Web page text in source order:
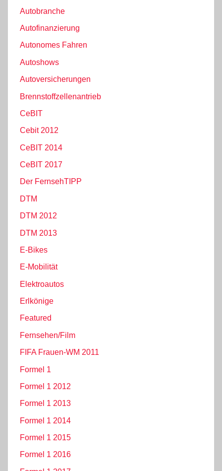
Autobranche
Autofinanzierung
Autonomes Fahren
Autoshows
Autoversicherungen
Brennstoffzellenantrieb
CeBIT
Cebit 2012
CeBIT 2014
CeBIT 2017
Der FernsehTIPP
DTM
DTM 2012
DTM 2013
E-Bikes
E-Mobilität
Elektroautos
Erlkönige
Featured
Fernsehen/Film
FIFA Frauen-WM 2011
Formel 1
Formel 1 2012
Formel 1 2013
Formel 1 2014
Formel 1 2015
Formel 1 2016